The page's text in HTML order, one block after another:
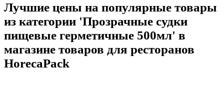
Лучшие цены на популярные товары
из категории 'Прозрачные судки
пищевые герметичные 500мл' в
магазине товаров для ресторанов
HorecaPack